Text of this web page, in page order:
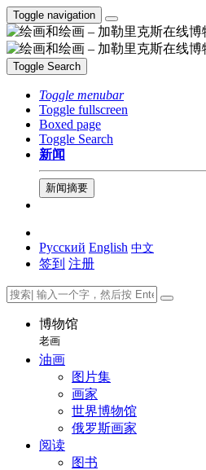
Toggle navigation
Toggle Search
Toggle menubar
Toggle fullscreen
Boxed page
Toggle Search
新闻
新闻摘要
Русский English 中文
签到 注册
博物馆
老画
油画
图片集
画家
世界博物馆
俄罗斯画家
阅读
图书